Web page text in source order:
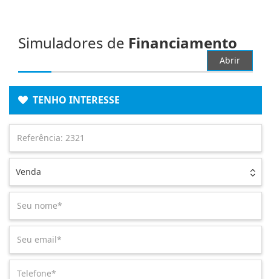
Simuladores de Financiamento
Abrir
TENHO INTERESSE
Venda